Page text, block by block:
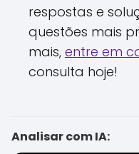
respostas e
questões mais
mais, entre em
consulta hoje!
Analisar com IA: